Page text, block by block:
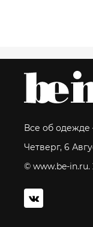
Все об одежде
Четверг, 6
© www.be-in.ru.